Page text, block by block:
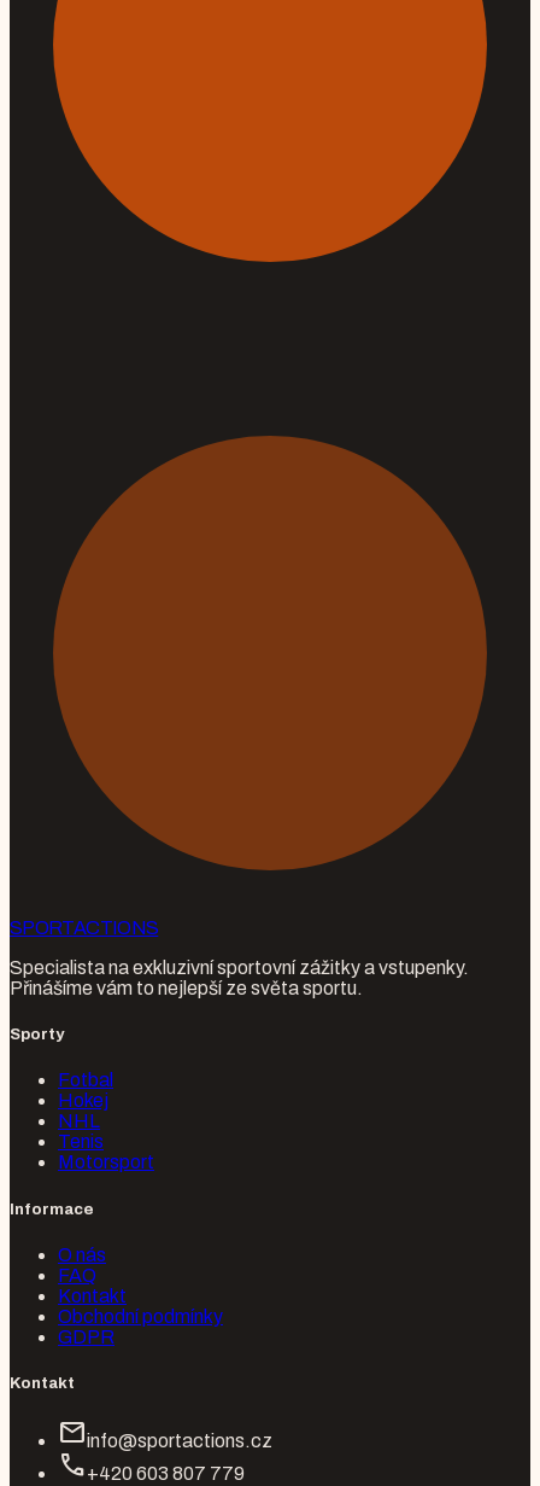
SPORTACTIONS
Specialista na exkluzivní sportovní zážitky a vstupenky.
Přinášíme vám to nejlepší ze světa sportu.
Sporty
Fotbal
Hokej
NHL
Tenis
Motorsport
Informace
O nás
FAQ
Kontakt
Obchodní podmínky
GDPR
Kontakt
mailinfo@sportactions.cz
call+420 603 807 779